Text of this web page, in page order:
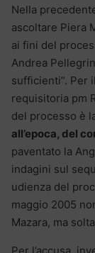
Nella
ascoltare Piera
ai fini del
Andrea
sufficienti”. Per
requisitoria pm
del processo è
all’epoca, del
paventato la
indagini sul
udienza del
maggio 2005
Mazara, ma